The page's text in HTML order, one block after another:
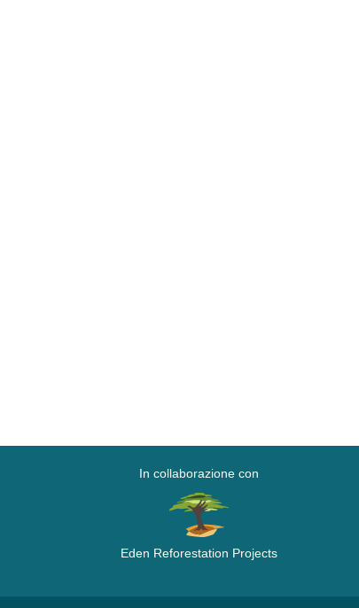
In collaborazione con
Eden Reforestation Projects